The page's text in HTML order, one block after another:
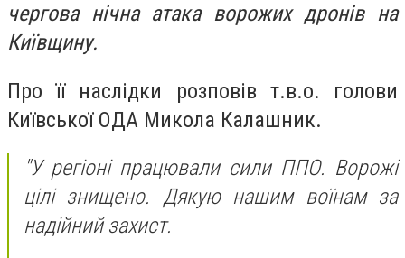
чергова нічна атака ворожих дронів на
Київщину.
Про її наслідки розповів т.в.о. голови
Київської ОДА Микола Калашник.
"У регіоні працювали сили ППО. Ворожі
цілі знищено. Дякую нашим воїнам за
надійний захист.